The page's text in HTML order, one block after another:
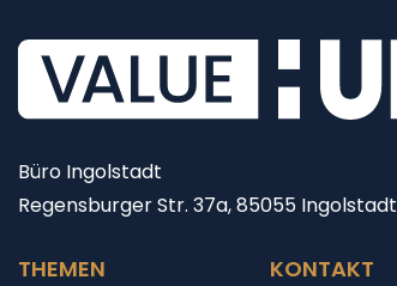
Büro Ingolstadt
Regensburger Str. 37a, 85055 Ingolstadt
THEMEN KONTAKT